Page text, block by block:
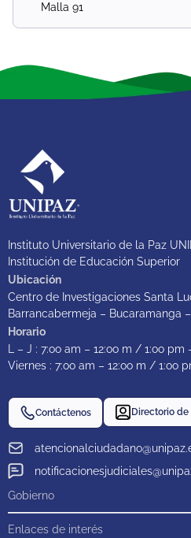
Malla 91
Instituto Universitario de la Paz
Institución de Educación Superior
Ubicación
Centro de Investigaciones Santa
Barrancabermeja – Bucaramanga
Horario
L – J : 7:oo am – 12:oo m / 1:oo pm
Viernes : 7:oo am – 12:oo m / 1:oo
Contáctenos Directorio
Gobierno
Enlaces de interés